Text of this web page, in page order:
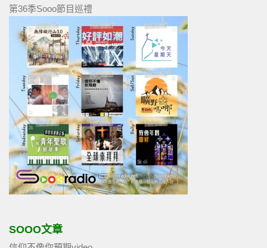
第36季Sooo節目巡禮
SOOO文章